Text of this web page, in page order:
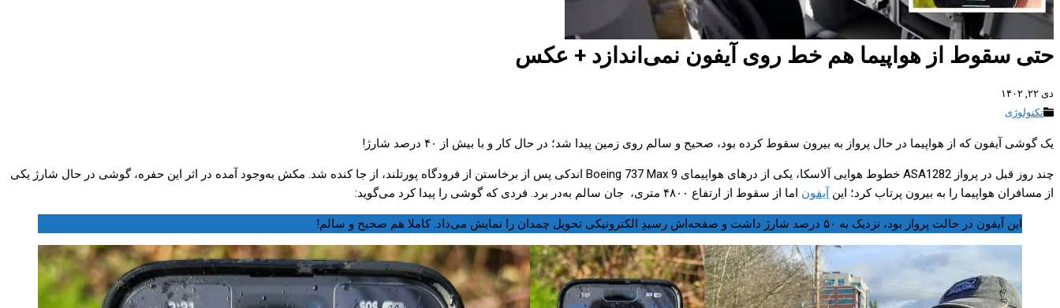
حتی سقوط از هواپیما هم خط روی آیفون نمی‌اندازد + عکس
دی ۲۲, ۱۴۰۲
تکنولوژی
یک گوشی آیفون که از هواپیما در حال پرواز به بیرون سقوط کرده بود، صحیح و سالم روی زمین پیدا شد؛ در حال کار و با بیش از ۴۰ درصد شارژ!
چند روز قبل در پرواز ASA1282 خطوط هوایی آلاسکا، یکی از درهای هواپیمای Boeing 737 Max 9 اندکی پس از برخاستن از فرودگاه پورتلند، از جا کنده شد. مکش به‌وجود آمده در اثر این حفره، گوشی در حال شارژ یکی
از مسافران هواپیما را به بیرون پرتاب کرد؛ این آیفون اما از سقوط از ارتفاع ۴۸۰۰ متری، جان سالم به‌در برد. فردی که گوشی را پیدا کرد می‌گوید:
این آیفون در حالت پرواز بود، نزدیک به ۵۰ درصد شارژ داشت و صفحه‌اش رسیدِ الکترونیکی تحویل چمدان را نمایش می‌داد. کاملا هم صحیح و سالم!